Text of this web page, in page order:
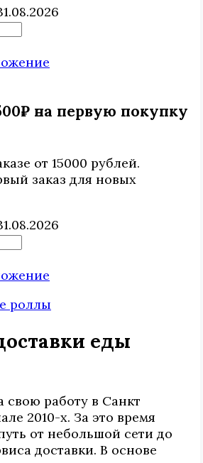
на первую покупку
от 15000 рублей.
заказ для новых
еды
свою работу в Санкт
2010-х. За это время
от небольшой сети до
доставки. В основе